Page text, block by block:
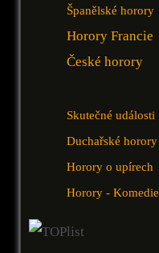
Španělské horory
Horory Francie
České horory
Skutečné události
Duchařské horory
Horory o upírech
Horory - Komedie